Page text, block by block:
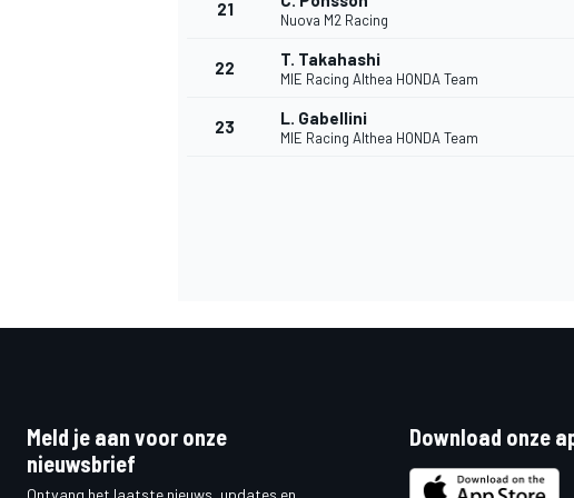
21
Nuova M2 Racing
22 T. Takahashi
MIE Racing Althea HONDA Team
23 L. Gabellini
MIE Racing Althea HONDA Team
Meld je aan voor onze
nieuwsbrief
Ontvang het laatste nieuws, updates en
Download onze